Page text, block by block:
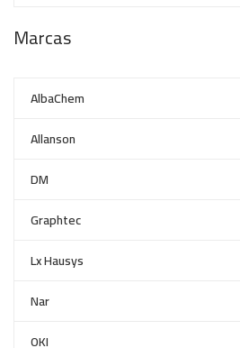
Marcas
AlbaChem
Allanson
DM
Graphtec
Lx Hausys
Nar
OKI